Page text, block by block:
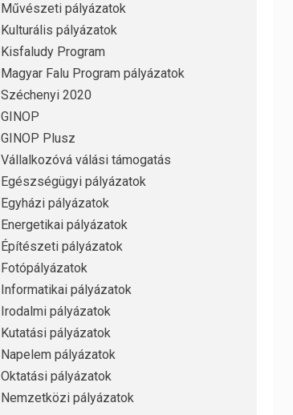
Művészeti pályázatok
Kulturális pályázatok
Kisfaludy Program
Magyar Falu Program pályázatok
Széchenyi 2020
GINOP
GINOP Plusz
Vállalkozóvá válási támogatás
Egészségügyi pályázatok
Egyházi pályázatok
Energetikai pályázatok
Építészeti pályázatok
Fotópályázatok
Informatikai pályázatok
Irodalmi pályázatok
Kutatási pályázatok
Napelem pályázatok
Oktatási pályázatok
Nemzetközi pályázatok